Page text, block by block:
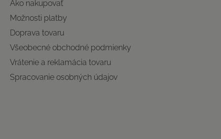
Ako nakupovať
Možnosti platby
Doprava tovaru
Všeobecné obchodné podmienky
Vrátenie a reklamácia tovaru
Spracovanie osobných údajov